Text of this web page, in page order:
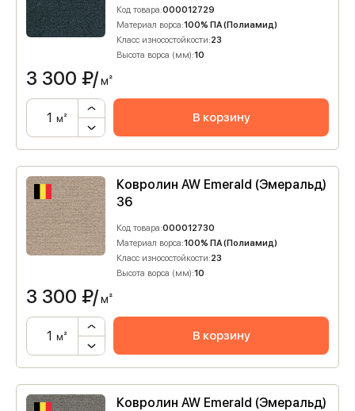
Код товара:000012729
Материал ворса:100% ПА (Полиамид)
Класс износостойкости:23
Высота ворса (мм):10
3 300 ₽/м²
м² В корзину
Ковролин AW Emerald (Эмеральд)
36
Код товара:000012730
Материал ворса:100% ПА (Полиамид)
Класс износостойкости:23
Высота ворса (мм):10
3 300 ₽/м²
м² В корзину
Ковролин AW Emerald (Эмеральд)